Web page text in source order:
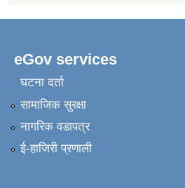
eGov services
घटना दर्ता
सामाजिक सुरक्षा
नागरिक वडापत्र
ई-हाजिरी प्रणाली